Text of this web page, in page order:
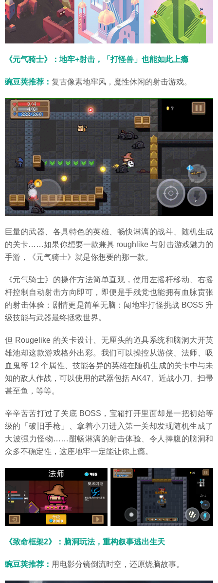
《元气骑士》：地牢+射击，「打怪兽」也能如此上瘾
豌豆荚推荐： 复古像素地牢风，魔性休闲的射击游戏。
巨量的武器、各具特色的英雄、畅快淋漓的战斗、随机生成
的关卡……如果你想要一款兼具 roughlike 与射击游戏魅力的
手游，《元气骑士》就是你想要的那一款。
《元气骑士》的操作方法简单直观，使用左摇杆移动、右摇
杆控制自动射击方向即可，即便是手残党也能拥有血脉贲张
的射击体验；剧情更是简单无脑：闯地牢打怪挑战 BOSS 升
级技能与武器最终拯救世界。
但 Rougelike 的关卡设计、无厘头的道具系统和脑洞大开英
雄池却这款游戏格外出彩。我们可以操控从游侠、法师、吸
血鬼等 12 个属性、技能各异的英雄在随机生成的关卡中与未
知的敌人作战，可以使用的武器包括 AK47、近战小刀、扫帚
甚至鱼，等等。
辛辛苦苦打过了关底 BOSS，宝箱打开里面却是一把初始等
级的「破旧手枪」、拿着小刀进入第一关却发现随机生成了
大波强力怪物……酣畅淋漓的射击体验、令人捧腹的脑洞和
众多不确定性，这座地牢一定能让你上瘾。
《致命框架2》：脑洞玩法，重构叙事逃出生天
豌豆荚推荐： 用电影分镜倒流时空，还原烧脑故事。